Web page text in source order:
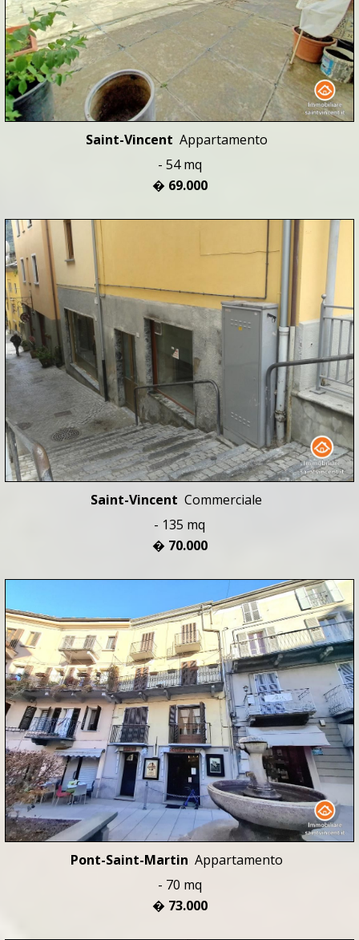
Saint-Vincent Appartamento
- 54 mq
� 69.000
Saint-Vincent Commerciale
- 135 mq
� 70.000
Pont-Saint-Martin Appartamento
- 70 mq
� 73.000